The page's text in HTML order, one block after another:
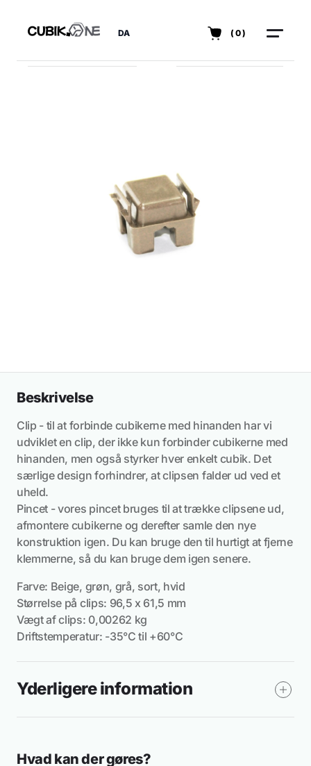
DA (0)
Beskrivelse
Clip - til at forbinde cubikerne med hinanden har vi
udviklet en clip, der ikke kun forbinder cubikerne med
hinanden, men også styrker hver enkelt cubik. Det
særlige design forhindrer, at clipsen falder ud ved et
uheld.
Pincet - vores pincet bruges til at trække clipsene ud,
afmontere cubikerne og derefter samle den nye
konstruktion igen. Du kan bruge den til hurtigt at fjerne
klemmerne, så du kan bruge dem igen senere.
Farve: Beige, grøn, grå, sort, hvid
Størrelse på clips: 96,5 x 61,5 mm
Vægt af clips: 0,00262 kg
Driftstemperatur: -35°C til +60°C
Yderligere information
Hvad kan der gøres?